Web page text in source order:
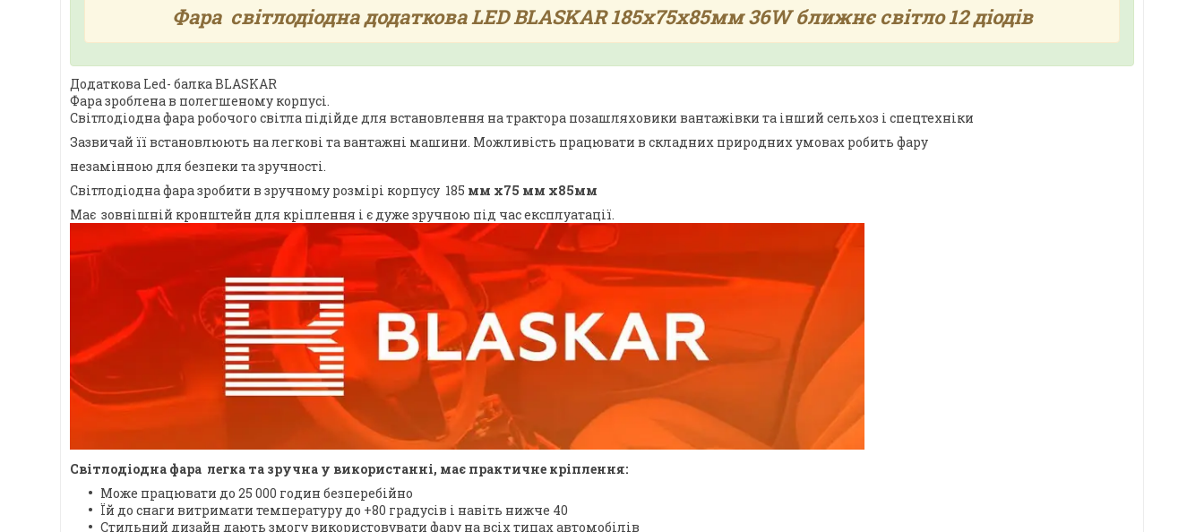
Фара світлодіодна додаткова LED BLASKAR 185х75х85мм 36W ближнє світло 12 діодів
Додаткова Led- балка BLASKAR
Фара зроблена в полегшеному корпусі.
Світлодіодна фара робочого світла підійде для встановлення на трактора позашляховики вантажівки та інший сельхоз і спецтехніки
Зазвичай її встановлюють на легкові та вантажні машини. Можливість працювати в складних природних умовах робить фару
незамінною для безпеки та зручності.
Світлодіодна фара зробити в зручному розмірі корпусу 185 мм х75 мм х85мм
Має зовнішній кронштейн для кріплення і є дуже зручною під час експлуатації.
Світлодіодна фара легка та зручна у використанні, має практичне кріплення:
Може працювати до 25 000 годин безперебійно
Їй до снаги витримати температуру до +80 градусів і навіть нижче 40
Стильний дизайн дають змогу використовувати фару на всіх типах автомобілів